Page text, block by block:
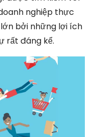
nghiệp thực
bởi những lợi ích
rất đáng kể.